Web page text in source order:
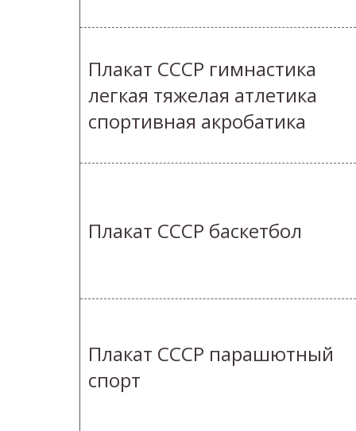
Плакат СССР гимнастика
легкая тяжелая атлетика
спортивная акробатика
Плакат СССР баскетбол
Плакат СССР парашютный
спорт